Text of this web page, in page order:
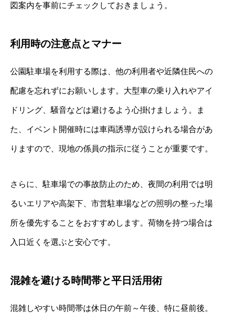
図案内を事前にチェックしておきましょう。
利用時の注意点とマナー
公園駐車場を利用する際は、他の利用者や近隣住民への
配慮を忘れずにお願いします。大型車の乗り入れやアイ
ドリング、騒音などは避けるよう心掛けましょう。ま
た、イベント開催時には車両誘導が設けられる場合があ
りますので、現地の係員の指示に従うことが重要です。
さらに、駐車場での事故防止のため、夜間の利用では明
るいエリアや高架下、市営駐車場などの照明の整った場
所を優先することをおすすめします。荷物を持つ場合は
入口近くを選ぶと安心です。
混雑を避ける時間帯と平日活用術
混雑しやすい時間帯は休日の午前～午後、特に昼前後。